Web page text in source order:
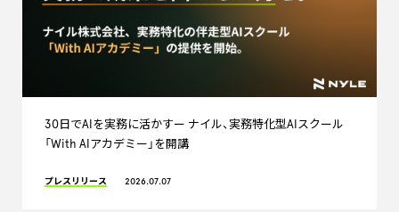
30日でAIを実務に活かすー ナイル、実務特化型AIスクール
「With AIアカデミー」を開講
プレスリリース 2026.07.07